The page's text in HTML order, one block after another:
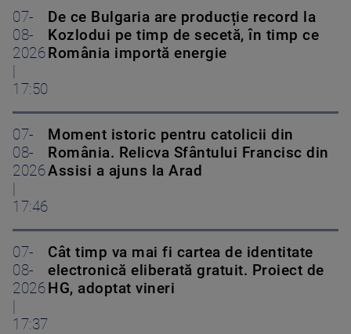
07-
08-
2026
|
17:50
De ce Bulgaria are producție record la
Kozlodui pe timp de secetă, în timp ce
România importă energie
07-
08-
2026
|
17:46
Moment istoric pentru catolicii din
România. Relicva Sfântului Francisc din
Assisi a ajuns la Arad
07-
08-
2026
|
17:37
Cât timp va mai fi cartea de identitate
electronică eliberată gratuit. Proiect de
HG, adoptat vineri